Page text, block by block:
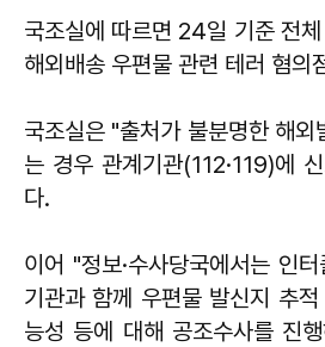
국조실에 따르면 24일 기준 전
해외배송 우편물 관련 테러 혐의
국조실은 "출처가 불분명한 해외
는 경우 관계기관(112·119)에
다.
이어 "정보·수사당국에서는 인
기관과 함께 우편물 발신지 추
능성 등에 대해 공조수사를 진